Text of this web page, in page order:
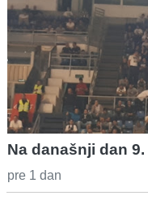
Na današnji dan
pre 1 dan